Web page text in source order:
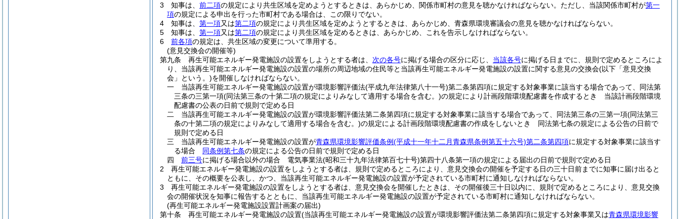
3
知事は、 前二項の規定により共生区域を定めようとするときは、あらかじめ、関係市町村の意見を聴かなければならない。 ただし、当該関係市町村が第一
項の規定による申出を行った市町村である場合は、この限りでない。
4
知事は、 第一項又は第二項の規定により共生区域を定めようとするときは、あらかじめ、青森県環境審議会の意見を聴かなければならない。
5
知事は、 第一項又は第二項の規定により共生区域を定めるときは、あらかじめ、これを告示しなければならない。
6
前各項の規定は、共生区域の変更について準用する。
(意見交換会の開催等)
第九条
再生可能エネルギー発電施設の設置をしようとする者は、 次の各号に掲げる場合の区分に応じ、 当該各号に掲げる日までに、規則で定めるところによ
り、当該再生可能エネルギー発電施設の設置の場所の周辺地域の住民等と当該再生可能エネルギー発電施設の設置に関する意見の交換会(以下「意見交換
会」という。)を開催しなければならない。
一
当該再生可能エネルギー発電施設の設置が環境影響評価法(平成九年法律第八十一号)第二条第四項に規定する対象事業に該当する場合であって、同法第
三条の三第一項(同法第三条の十第二項の規定によりみなして適用する場合を含む。)の規定により計画段階環境配慮書を作成するとき 当該計画段階環境
配慮書の公表の日前で規則で定める日
二
当該再生可能エネルギー発電施設の設置が環境影響評価法第二条第四項に規定する対象事業に該当する場合であって、同法第三条の三第一項(同法第三
条の十第二項の規定によりみなして適用する場合を含む。)の規定による計画段階環境配慮書の作成をしないとき 同法第七条の規定による公告の日前で
規則で定める日
三
当該再生可能エネルギー発電施設の設置が青森県環境影響評価条例(平成十一年十二月青森県条例第五十六号)第二条第四項に規定する対象事業に該当す
る場合 同条例第七条の規定による公告の日前で規則で定める日
四
前三号に掲げる場合以外の場合 電気事業法(昭和三十九年法律第百七十号)第四十八条第一項の規定による届出の日前で規則で定める日
2
再生可能エネルギー発電施設の設置をしようとする者は、規則で定めるところにより、意見交換会の開催を予定する日の三十日前までに知事に届け出ると
ともに、その概要を公表し、かつ、当該再生可能エネルギー発電施設の設置が予定されている市町村に通知しなければならない。
3
再生可能エネルギー発電施設の設置をしようとする者は、意見交換会を開催したときは、その開催後三十日以内に、規則で定めるところにより、意見交換
会の開催状況を知事に報告するとともに、当該再生可能エネルギー発電施設の設置が予定されている市町村に通知しなければならない。
(再生可能エネルギー発電施設設置計画案の届出)
第十条
再生可能エネルギー発電施設の設置(当該再生可能エネルギー発電施設の設置が環境影響評価法第二条第四項に規定する対象事業又は青森県環境影響